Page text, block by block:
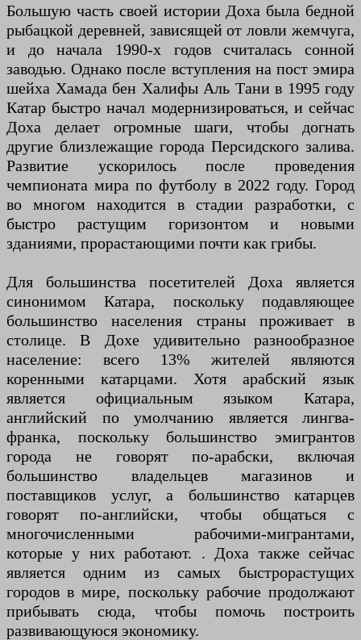
Большую часть своей истории Доха была бедной
рыбацкой деревней, зависящей от ловли жемчуга,
и до начала 1990-х годов считалась сонной
заводью. Однако после вступления на пост эмира
шейха Хамада бен Халифы Аль Тани в 1995 году
Катар быстро начал модернизироваться, и сейчас
Доха делает огромные шаги, чтобы догнать
другие близлежащие города Персидского залива.
Развитие ускорилось после проведения
чемпионата мира по футболу в 2022 году. Город
во многом находится в стадии разработки, с
быстро растущим горизонтом и новыми
зданиями, прорастающими почти как грибы.
Для большинства посетителей Доха является
синонимом Катара, поскольку подавляющее
большинство населения страны проживает в
столице. В Дохе удивительно разнообразное
население: всего 13% жителей являются
коренными катарцами. Хотя арабский язык
является официальным языком Катара,
английский по умолчанию является лингва-
франка, поскольку большинство эмигрантов
города не говорят по-арабски, включая
большинство владельцев магазинов и
поставщиков услуг, а большинство катарцев
говорят по-английски, чтобы общаться с
многочисленными рабочими-мигрантами,
которые у них работают. . Доха также сейчас
является одним из самых быстрорастущих
городов в мире, поскольку рабочие продолжают
прибывать сюда, чтобы помочь построить
развивающуюся экономику.